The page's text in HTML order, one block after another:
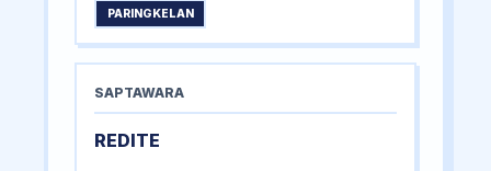
PARINGKELAN
SAPTAWARA
REDITE